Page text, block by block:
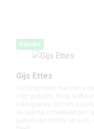
Nieuws
Gijs Ettes